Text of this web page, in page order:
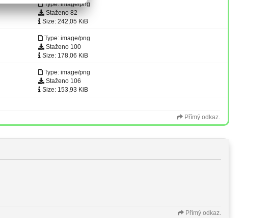
Type: image/png
Staženo 82
Size: 242,05 KiB
Type: image/png
Staženo 100
Size: 178,06 KiB
Type: image/png
Staženo 106
Size: 153,93 KiB
Přímý odkaz.
Přímý odkaz.